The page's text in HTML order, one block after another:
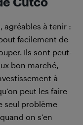
agréables à tenir :
facilement de
Ils sont peut-
bon marché,
à
peut les faire
seul problème
on s’en